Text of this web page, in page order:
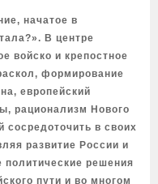
начатое в
В центре
войско и крепостное
формирование
европейский
рационализм Нового
сосредоточить в своих
развитие России и
политические решения
пути и во многом